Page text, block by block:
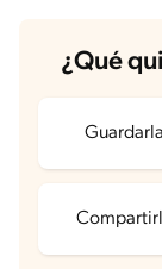
Sodio
¿Qué
Guardarla